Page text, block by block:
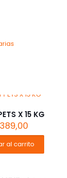
X 15 KG
al carrito